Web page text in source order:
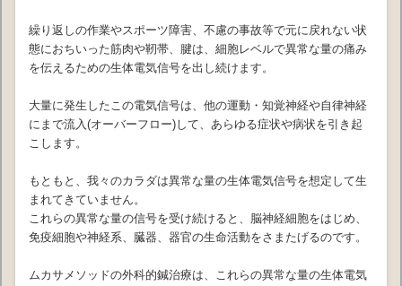
繰り返しの作業やスポーツ障害、不慮の事故等で元に戻れない状
態におちいった筋肉や靭帯、腱は、細胞レベルで異常な量の痛み
を伝えるための生体電気信号を出し続けます。
大量に発生したこの電気信号は、他の運動・知覚神経や自律神経
にまで流入(オーバーフロー)して、あらゆる症状や病状を引き起
こします。
もともと、我々のカラダは異常な量の生体電気信号を想定して生
まれてきていません。
これらの異常な量の信号を受け続けると、脳神経細胞をはじめ、
免疫細胞や神経系、臓器、器官の生命活動をさまたげるのです。
ムカサメソッドの外科的鍼治療は、これらの異常な量の生体電気